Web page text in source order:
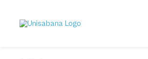
contenido
principal